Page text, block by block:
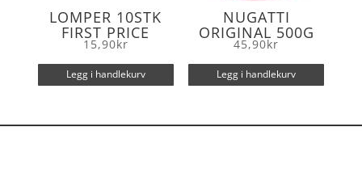
LOMPER 10STK
FIRST PRICE
15,90kr
Legg i handlekurv
NUGATTI
ORIGINAL 500G
45,90kr
Legg i handlekurv